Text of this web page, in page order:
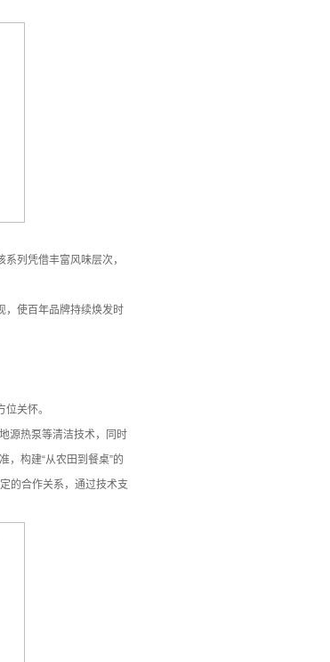
列凭借丰富风味层次，
，使百年品牌持续焕发时
关怀。
源热泵等清洁技术，同时
，构建“从农田到餐桌”的
的合作关系，通过技术支